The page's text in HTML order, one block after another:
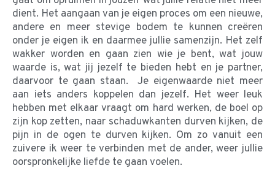
dient. Het aangaan van je eigen proces om een nieuwe,
andere en meer stevige bodem te kunnen creëren
onder je eigen ik en daarmee jullie samenzijn. Het zelf
wakker worden en gaan zien wie je bent, wat jouw
waarde is, wat jij jezelf te bieden hebt en je partner,
daarvoor te gaan staan. Je eigenwaarde niet meer
aan iets anders koppelen dan jezelf. Het weer leuk
hebben met elkaar vraagt om hard werken, de boel op
zijn kop zetten, naar schaduwkanten durven kijken, de
pijn in de ogen te durven kijken. Om zo vanuit een
zuivere ik weer te verbinden met de ander, weer jullie
oorspronkelijke liefde te gaan voelen.